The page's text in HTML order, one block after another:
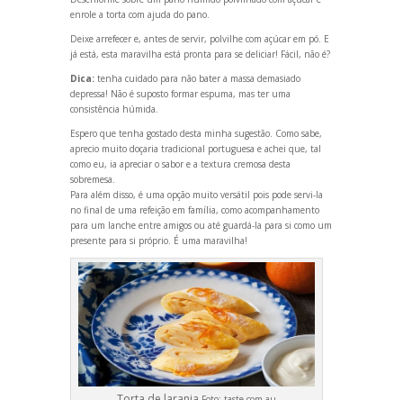
enrole a torta com ajuda do pano.
Deixe arrefecer e, antes de servir, polvilhe com açúcar em pó. E
já está, esta maravilha está pronta para se deliciar! Fácil, não é?
Dica:tenha cuidado para não bater a massa demasiado
depressa! Não é suposto formar espuma, mas ter uma
consistência húmida.
Espero que tenha gostado desta minha sugestão. Como sabe,
aprecio muito doçaria tradicional portuguesa e achei que, tal
como eu, ia apreciar o sabor e a textura cremosa desta
sobremesa.
Para além disso, é uma opção muito versátil pois pode servi-la
no final de uma refeição em família, como acompanhamento
para um lanche entre amigos ou até guardá-la para si como um
presente para si próprio. É uma maravilha!